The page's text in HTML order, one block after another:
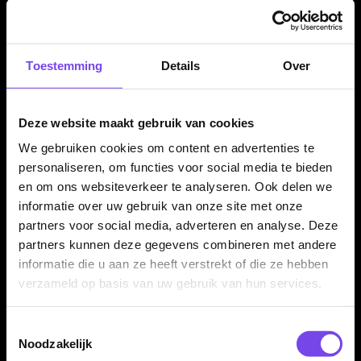
Toestemming Details Over
Deze website maakt gebruik van cookies
We gebruiken cookies om content en advertenties te
personaliseren, om functies voor social media te bieden
en om ons websiteverkeer te analyseren. Ook delen we
informatie over uw gebruik van onze site met onze
partners voor social media, adverteren en analyse. Deze
partners kunnen deze gegevens combineren met andere
informatie die u aan ze heeft verstrekt of die ze hebben
verzameld op basis van uw gebruik van hun services.
Noodzakelijk
Door de combinatie van ruimte voor twee dartsets, meerdere
accessoirevakken en stevige EVA-bescherming is deze
competitieavonden en toernooien.
Deze Ruthless case wordt volgens de leverancier op bestelling
bedrukt. Daardoor kan de levertijd bij externe leveranciers
enkele dagen langer zijn dan bij standaard voorraadartikelen.
Darts en accessoires niet inbegrepen
punten en overige accessoires worden niet meegeleverd en
moeten apart aanwezig zijn of apart worden aangeschaft.